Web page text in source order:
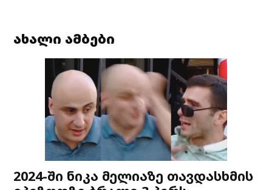
ახალი ამბები
2024-ში ნიკა მელიაზე თავდასხმის